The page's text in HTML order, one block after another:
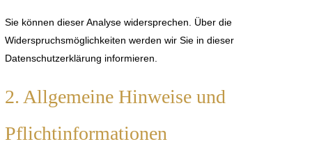
Sie können dieser Analyse widersprechen. Über die
Widerspruchsmöglichkeiten werden wir Sie in dieser
Datenschutzerklärung informieren.
2. Allgemeine Hinweise und
Pflichtinformationen